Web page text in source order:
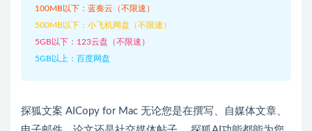
100MB以下：蓝奏云（不限速）
500MB以下：小飞机网盘（不限速）
5GB以下：123云盘（不限速）
5GB以上：百度网盘
探狐文案 AICopy for Mac 无论您是在撰写、自媒体文章、